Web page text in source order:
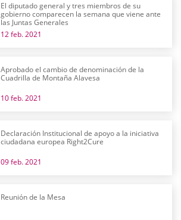
El diputado general y tres miembros de su
gobierno comparecen la semana que viene ante
las Juntas Generales
12 feb. 2021
Aprobado el cambio de denominación de la
Cuadrilla de Montaña Alavesa
10 feb. 2021
Declaración Institucional de apoyo a la iniciativa
ciudadana europea Right2Cure
09 feb. 2021
Reunión de la Mesa